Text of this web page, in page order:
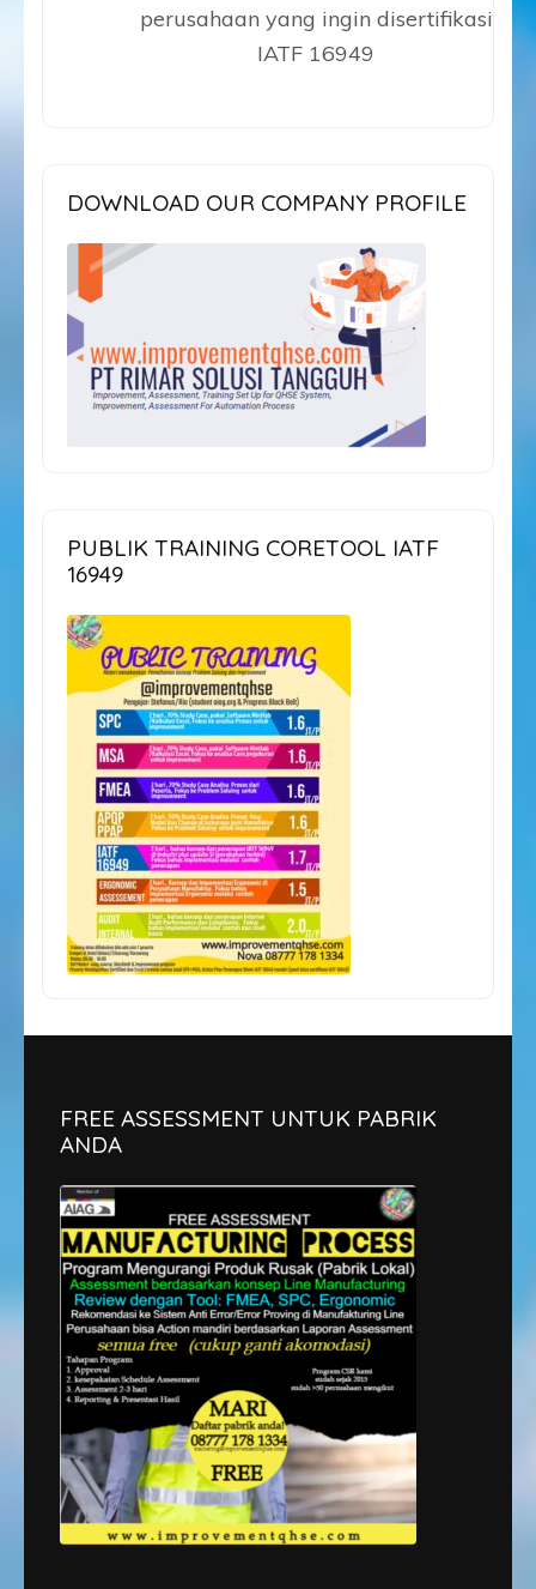
perusahaan yang ingin disertifikasi
IATF 16949
DOWNLOAD OUR COMPANY PROFILE
PUBLIK TRAINING CORETOOL IATF
16949
FREE ASSESSMENT UNTUK PABRIK
ANDA